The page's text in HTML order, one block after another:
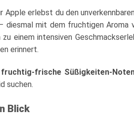
Apple erlebst du den
diesmal mit dem fruchtigen Aroma
einem intensiven
erinnert.
fruchtig-frische Süßigkeiten-
suchen.
Blick